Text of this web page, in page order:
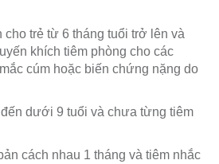
trẻ từ 6 tháng tuổi trở lên và
khích tiêm phòng cho các
cúm hoặc biến chứng nặng do
dưới 9 tuổi và chưa từng tiêm
cách nhau 1 tháng và tiêm nhắc